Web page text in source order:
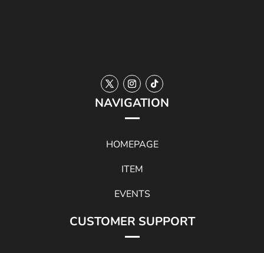
NAVIGATION
HOMEPAGE
ITEM
EVENTS
CUSTOMER SUPPORT